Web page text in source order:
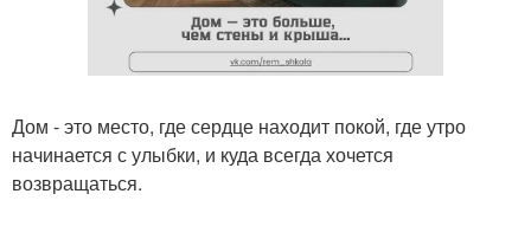
Дом - это место, где сердце находит покой, где утро
начинается с улыбки, и куда всегда хочется
возвращаться.